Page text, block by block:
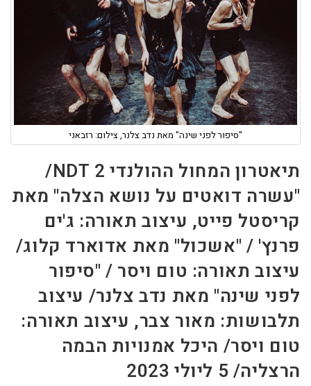
"סיפור לפני שינה" מאת נדב צלנר, צילום: רזבאני
תיאטרון המחול ההולנדי 2 NDT/
"עשרה דואטים על נושא הצלה" מאת
קריסטל פייט, עיצוב תאורה: ג'ים
פרנץ' / "אשכול" מאת אדוארד קלוג/
עיצוב תאורה: טום ויסר / "סיפור
לפני שינה" מאת נדב צלנר/ עיצוב
תלבושות: מאור צבר, עיצוב תאורה:
טום ויסר/ היכל אמנויות הבמה
הרצליה/ 5 ליולי 2023